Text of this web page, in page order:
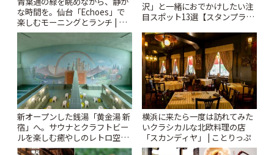
な時間を。仙台「Echoes」で
楽しむモーニングとランチ | こ
とりっぷ
沢」と一緒におでかけしたい注
目スポット13選【スタンプラリ
新オープンした銭湯「黄金湯 新
宿」へ。サウナとクラフトビー
ルを楽しむ癒やしのレトロ空間
| ことりっぷ
横浜に来たら一度は訪れてみた
いクラシカルな北欧料理の店
「スカンディヤ」 | ことりっぷ